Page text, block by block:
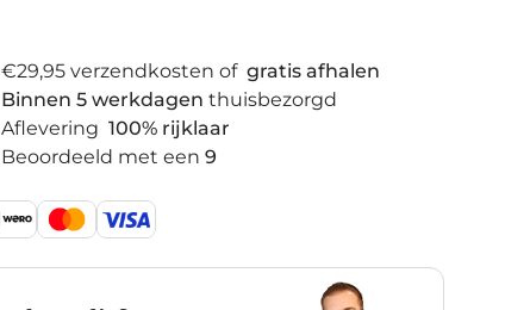
€29,95 verzendkosten of gratis afhalen
Binnen 5 werkdagen thuisbezorgd
Aflevering 100% rijklaar
Beoordeeld met een 9